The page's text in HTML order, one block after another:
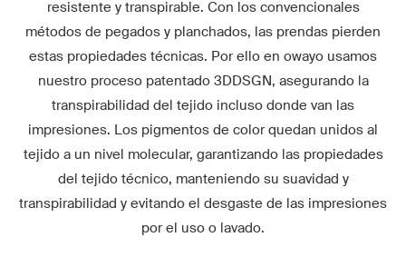
resistente y transpirable. Con los convencionales
métodos de pegados y planchados, las prendas pierden
estas propiedades técnicas. Por ello en owayo usamos
nuestro proceso patentado 3DDSGN, asegurando la
transpirabilidad del tejido incluso donde van las
impresiones. Los pigmentos de color quedan unidos al
tejido a un nivel molecular, garantizando las propiedades
del tejido técnico, manteniendo su suavidad y
transpirabilidad y evitando el desgaste de las impresiones
por el uso o lavado.